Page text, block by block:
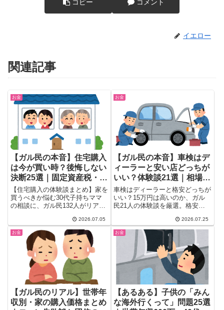
コピー コメント
イエロー
関連記事
お金
【ガル民の本音】住宅購入
は今が買い時？後悔しない
決断25選｜固定資産税・金
利・戸建てvsマンション
【住宅購入の体験談まとめ】家を
買うべきか悩む30代子持ちママ
の相談に、ガル民132人がリアル
場・住宅ローン金利の動向・戸建
てとマンションどっちがいいかの
比較まで、検索しても出てこない
本音の生の声を一気にチェックで
きます。
2026.07.05
お金
【ガル民の本音】車検はデ
ィーラーと安い店どっちが
いい？体験談21選｜相場
15万・格安車検の落とし穴
車検はディーラーと格安どっちが
いい？15万円は高いのか、ガル
民21人の体験談を厳選。格安車
起きた失敗談から、ユーザー車検
3万円台の節約術、ディーラー車
検を安くするコツまで、リアルな
本音を一気にチェック。
2026.07.25
お金
【ガル民のリアル】世帯年
収別・家の購入価格まとめ
お金
【あるある】子供の「みん
な海外行くって」問題25選